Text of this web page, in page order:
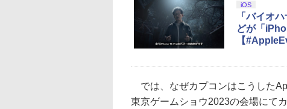
iOS
「バイオ
どが「
【
では、なぜカプコンはこうした
東京ゲームショウ2023の会場にて